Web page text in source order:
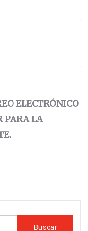
ELECTRÓNICO
PARA LA